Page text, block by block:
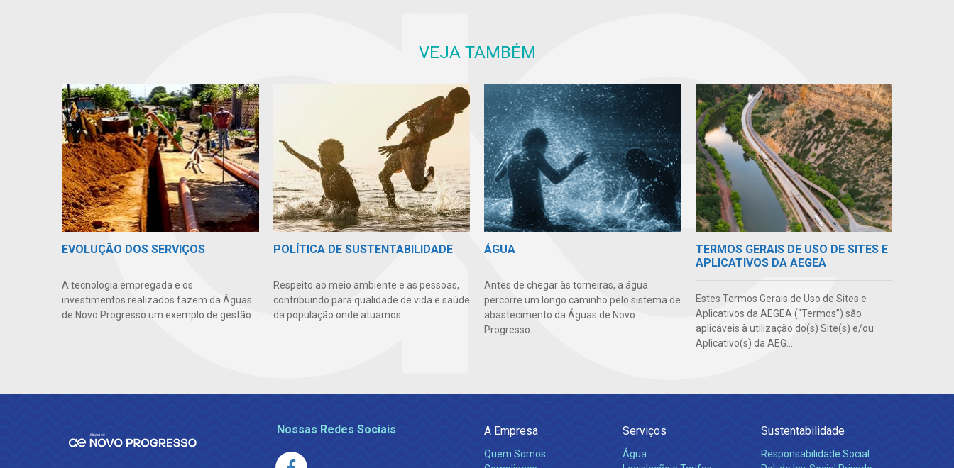
VEJA TAMBÉM
EVOLUÇÃO DOS SERVIÇOS
A tecnologia empregada e os
investimentos realizados fazem da Águas
de Novo Progresso um exemplo de gestão.
POLÍTICA DE SUSTENTABILIDADE
Respeito ao meio ambiente e as pessoas,
contribuindo para qualidade de vida e saúde
da população onde atuamos.
ÁGUA
Antes de chegar às torneiras, a água
percorre um longo caminho pelo sistema de
abastecimento da Águas de Novo
Progresso.
TERMOS GERAIS DE USO DE SITES E
APLICATIVOS DA AEGEA
Estes Termos Gerais de Uso de Sites e
Aplicativos da AEGEA (“Termos”) são
aplicáveis à utilização do(s) Site(s) e/ou
Aplicativo(s) da AEG...
Nossas Redes Sociais A Empresa
Quem Somos
Serviços
Água
Sustentabilidade
Responsabilidade Social